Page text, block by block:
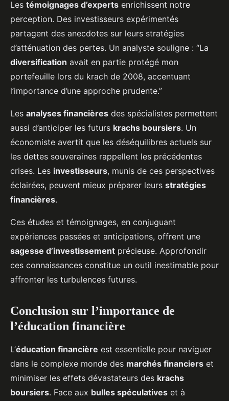
Les témoignages d’experts enrichissent notre
perception. Des investisseurs expérimentés
partagent des anecdotes sur leurs stratégies
d’atténuation des pertes. Un analyste souligne : “La
diversification avait en partie protégé mon
portefeuille lors du krach de 2008, accentuant
l’importance d’une approche prudente.”
Les analyses financières des spécialistes permettent
aussi d’anticiper les futurs krachs boursiers. Un
économiste avertit que les déséquilibres actuels sur
les dettes souveraines rappellent les précédentes
crises. Les investisseurs, munis de ces perspectives
éclairées, peuvent mieux préparer leurs stratégies
financières.
Ces études et témoignages, en conjuguant
expériences passées et anticipations, offrent une
sagesse d’investissement précieuse. Approfondir
ces connaissances constitue un outil inestimable pour
affronter les turbulences futures.
Conclusion sur l’importance de
l’éducation financière
L’éducation financière est essentielle pour naviguer
dans le complexe monde des marchés financiers et
minimiser les effets dévastateurs des krachs
boursiers. Face aux bulles spéculatives et à